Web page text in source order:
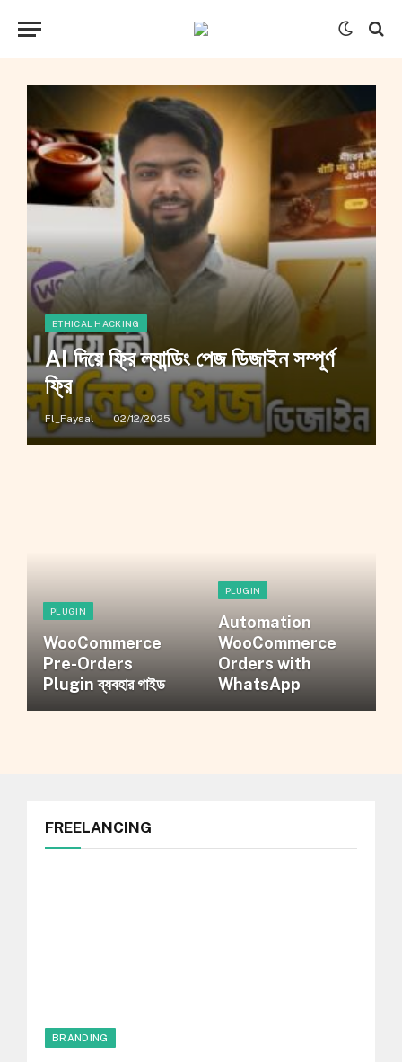
ETHICAL HACKING
AI দিয়ে ফ্রি ল্যান্ডিং পেজ ডিজাইন সম্পূর্ণ
ফ্রি
Fl_Faysal 02/12/2025
PLUGIN
WooCommerce
Pre-Orders
Plugin ব্যবহার গাইড
PLUGIN
Automation
WooCommerce
Orders with
WhatsApp
FREELANCING
BRANDING